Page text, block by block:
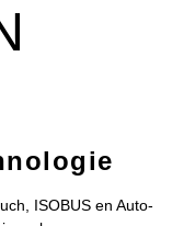
ISOBUS en Auto-